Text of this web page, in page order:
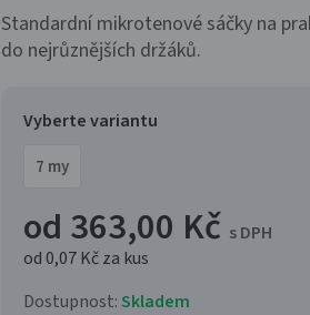
Standardní mikrotenové sáčky na
do nejrůznějších držáků.
Vyberte variantu
7 my
od 363,00 Kč s DPH
od 0,07 Kčza kus
Dostupnost:Skladem